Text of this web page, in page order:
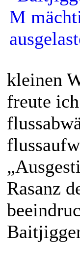
kleinen
freute
Rasanz